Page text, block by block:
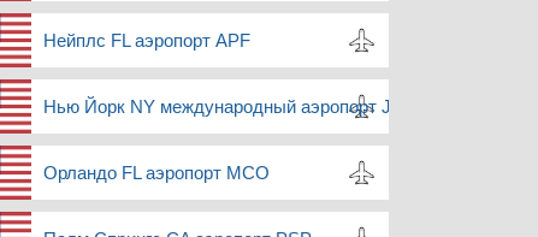
Нейплс FL аэропорт APF
Нью Йорк NY международный аэропорт JFK
Орландо FL аэропорт MCO